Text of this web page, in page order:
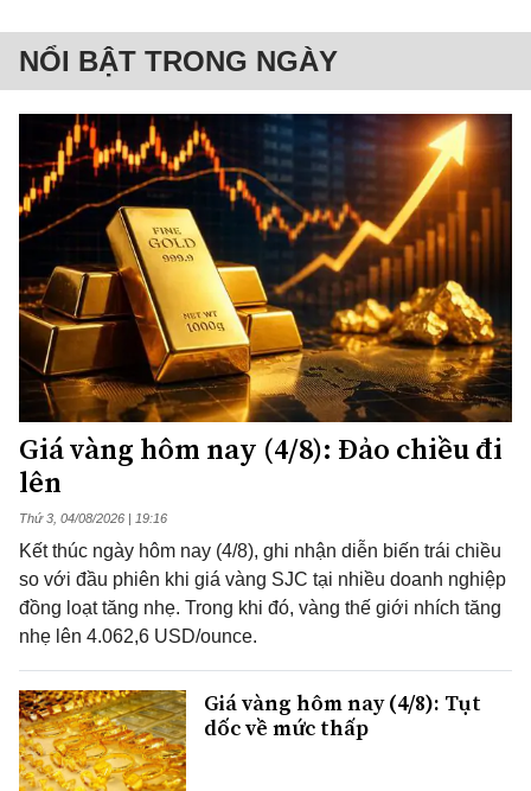
NỔI BẬT TRONG NGÀY
Giá vàng hôm nay (4/8): Đảo chiều đi
lên
Thứ 3, 04/08/2026 | 19:16
Kết thúc ngày hôm nay (4/8), ghi nhận diễn biến trái chiều
so với đầu phiên khi giá vàng SJC tại nhiều doanh nghiệp
đồng loạt tăng nhẹ. Trong khi đó, vàng thế giới nhích tăng
nhẹ lên 4.062,6 USD/ounce.
Giá vàng hôm nay (4/8): Tụt
dốc về mức thấp